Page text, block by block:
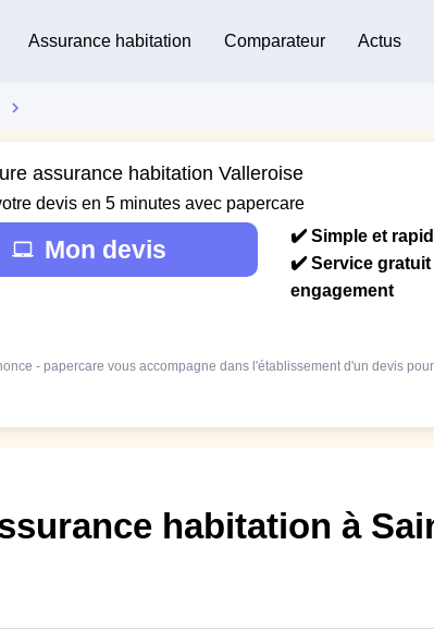
Assurance habitation Comparateur Actus
assurance habitation Valleroise
devis en 5 minutes avec papercare
Mon devis
✔️ Simple et
✔️ Service gratuit
engagement
- papercare vous accompagne dans l'établissement d'un devis
habitation à